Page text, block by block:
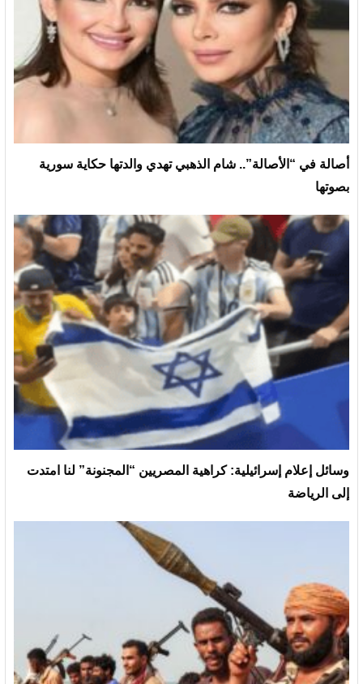
أصالة في “الأصالة”.. شام الذهبي تهدي والدتها حكاية سورية
بصوتها
وسائل إعلام إسرائيلية: كراهية المصريين “المجنونة” لنا امتدت
إلى الرياضة